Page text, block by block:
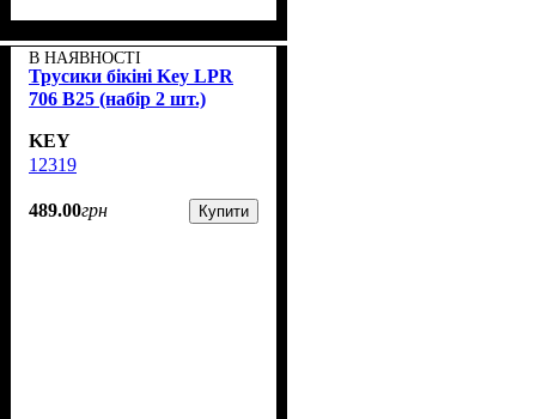
В НАЯВНОСТІ
Трусики бікіні Key LPR
706 B25 (набір 2 шт.)
KEY
12319
489.00грн Купити